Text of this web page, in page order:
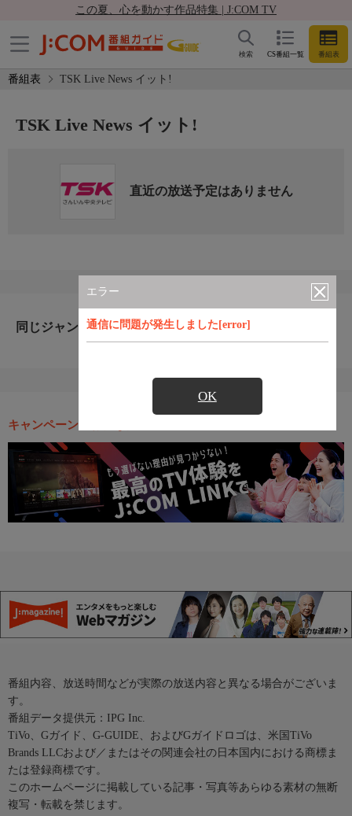
この夏、心を動かす作品特集 | J:COM TV
CS番組一覧 番組表
検索
番組表 TSK Live News イット!
エラー
通信に問題が発生しました[error]
OK
TSK Live News イット!
直近の放送予定はありません
同じジャンルのおすすめ番組
キャンペーン・お得な情報
番組内容、放送時間などが実際の放送内容と異なる場合がございま
す。
番組データ提供元：IPG Inc.
TiVo、Gガイド、G-GUIDE、およびGガイドロゴは、米国TiVo
Brands LLCおよび／またはその関連会社の日本国内における商標ま
たは登録商標です。
このホームページに掲載している記事・写真等あらゆる素材の無断
複写・転載を禁じます。